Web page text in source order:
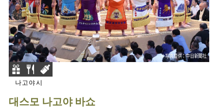
나고야시
대스모 나고야 바쇼